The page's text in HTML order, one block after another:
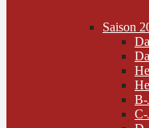
Saison
B-